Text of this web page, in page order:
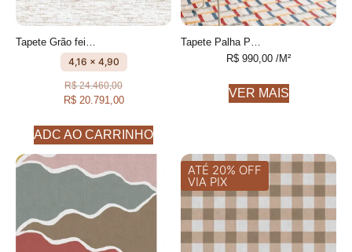
Tapete Grão feito à mão, 80% algodão reciclado e 20% Cotelê de algodão
4,16 x 4,90
R$24.460,00
R$20.791,00
ADC AO CARRINHO
Tapete Palha Personalizável feito à mão, 100% algodão reciclado
R$ 990,00 /M²
VER MAIS
ATÉ 20% OFF
VIA PIX